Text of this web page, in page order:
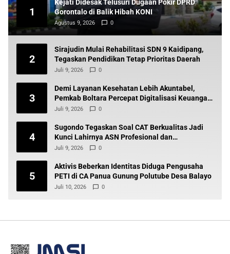
1
Kejati Didesak Telusuri Dugaan Pokir DPRD
Gorontalo di Balik Hibah KONI
Agustus 9, 2026 0
2
Sirajudin Mulai Rehabilitasi SDN 9 Kaidipang,
Tegaskan Pendidikan Tetap Prioritas Daerah
Juli 9, 2026 0
3
Demi Layanan Kesehatan Lebih Akuntabel,
Pemkab Boltara Percepat Digitalisasi Keuangan
BLUD
Juli 9, 2026 0
4
Sugondo Tegaskan Soal CAT Berkualitas Jadi
Kunci Lahirnya ASN Profesional dan
Berintegritas
Juli 9, 2026 0
5
Aktivis Beberkan Identitas Diduga Pengusaha
PETI di CA Panua Gunung Polutube Desa Balayo
Juli 10, 2026 0